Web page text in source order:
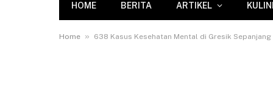
HOME BERITA ARTIKEL
Home » 638 Kasus Kesehatan Mental di Gresik